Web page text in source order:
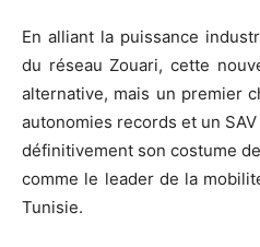
En alliant la puissance
du réseau Zouari, cette
alternative, mais un premier
autonomies records et un
définitivement son costume
comme le leader de la
Tunisie.